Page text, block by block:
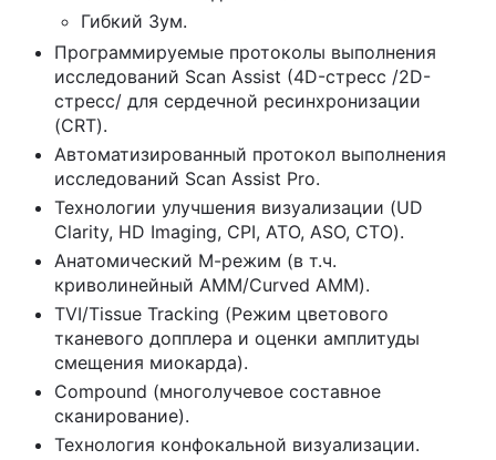
Гибкий Зум.
Программируемые протоколы выполнения
исследований Scan Assist (4D-стресс /2D-
стресс/ для сердечной ресинхронизации
(CRT).
Автоматизированный протокол выполнения
исследований Scan Assist Pro.
Технологии улучшения визуализации (UD
Clarity, HD Imaging, CPI, ATO, ASO, CTO).
Анатомический М-режим (в т.ч.
криволинейный AMM/Curved AMM).
TVI/Tissue Tracking (Режим цветового
тканевого допплера и оценки амплитуды
смещения миокарда).
Compound (многолучевое составное
сканирование).
Технология конфокальной визуализации.